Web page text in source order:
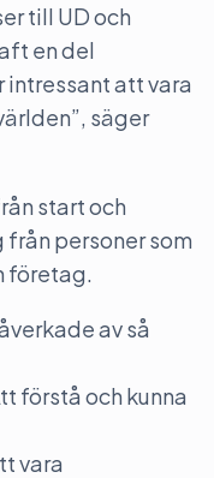
till UD och
en del
att vara
säger
start och
personer som
företag.
av så
förstå och kunna
vara